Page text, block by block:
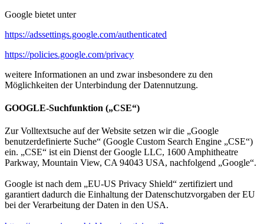
Google bietet unter
https://adssettings.google.com/authenticated
https://policies.google.com/privacy
weitere Informationen an und zwar insbesondere zu den
Möglichkeiten der Unterbindung der Datennutzung.
GOOGLE-Suchfunktion („CSE“)
Zur Volltextsuche auf der Website setzen wir die „Google
benutzerdefinierte Suche“ (Google Custom Search Engine „CSE“)
ein. „CSE“ ist ein Dienst der Google LLC, 1600 Amphitheatre
Parkway, Mountain View, CA 94043 USA, nachfolgend „Google“.
Google ist nach dem „EU-US Privacy Shield“ zertifiziert und
garantiert dadurch die Einhaltung der Datenschutzvorgaben der EU
bei der Verarbeitung der Daten in den USA.